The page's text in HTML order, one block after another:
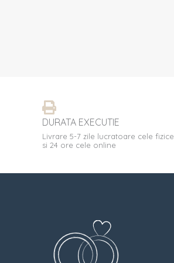
DURATA EXECUTIE
Livrare 5-7 zile lucratoare cele fizice
si 24 ore cele online